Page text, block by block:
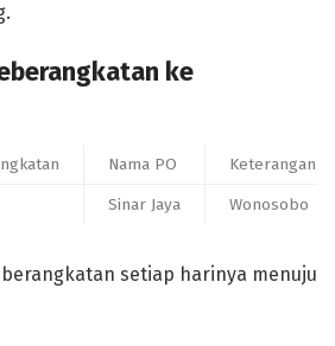
ke
Nama PO
Keterangan /
Sinar Jaya Wonosobo
setiap harinya menuju